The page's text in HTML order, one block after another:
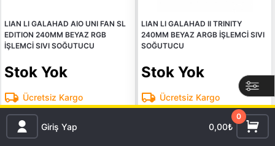
Giriş Yap 0,00₺
0
LIAN LI GALAHAD AIO UNI FAN SL
EDITION 240MM BEYAZ RGB
İŞLEMCİ SIVI SOĞUTUCU
Stok Yok
Ücretsiz Kargo
Gelince Haber ver
LIAN LI GALAHAD II TRINITY
240MM BEYAZ ARGB İŞLEMCİ SIVI
SOĞUTUCU
Stok Yok
Ücretsiz Kargo
Gelince Haber ver